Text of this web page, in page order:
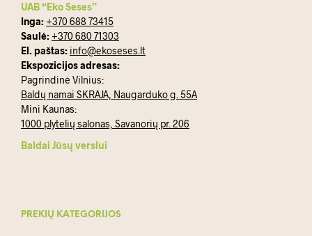
UAB “Eko Seses”
Inga: +370 688 73415
Saulė: +370 680 71303
El. paštas: info@ekoseses.lt
Ekspozicijos adresas:
Pagrindinė Vilnius:
Baldų namai SKRAJA, Naugarduko g. 55A
Mini Kaunas:
1000 plytelių salonas, Savanorių pr. 206
Baldai Jūsų verslui
PREKIŲ KATEGORIJOS